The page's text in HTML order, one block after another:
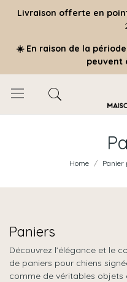
Livraison offerte en
☀️ En raison de la
peuvent
Home Panier
Paniers
Découvrez l’élégance et le
de paniers pour chiens
comme de véritables